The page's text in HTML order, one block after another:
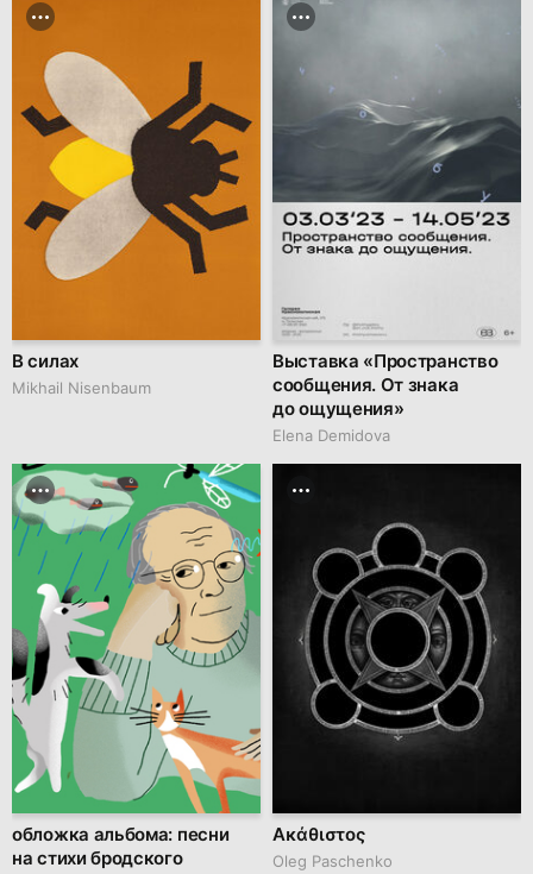
В силах
Mikhail Nisenbaum
Выставка «Пространство
сообщения. От знака
до ощущения»
Elena Demidova
обложка альбома: песни
на стихи бродского
Ακάθιστος
Oleg Paschenko